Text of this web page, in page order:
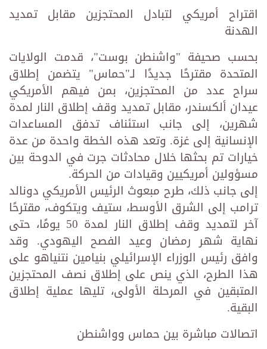
اقتراح أمريكي لتبادل المحتجزين مقابل تمديد
الهدنة
بحسب صحيفة "واشنطن بوست"، قدمت الولايات
المتحدة مقترحًا جديدًا لـ"حماس" يتضمن إطلاق
سراح عدد من المحتجزين، بمن فيهم الأمريكي
عيدان ألكسندر، مقابل تمديد وقف إطلاق النار لمدة
شهرين، إلى جانب استئناف تدفق المساعدات
الإنسانية إلى غزة. وتعد هذه الخطة واحدة من عدة
خيارات تم بحثها خلال محادثات جرت في الدوحة بين
مسؤولين أمريكيين وقيادات من الحركة.
إلى جانب ذلك، طرح مبعوث الرئيس الأمريكي دونالد
ترامب إلى الشرق الأوسط، ستيف ويتكوف، مقترحًا
آخر لتمديد وقف إطلاق النار لمدة 50 يومًا، حتى
نهاية شهر رمضان وعيد الفصح اليهودي. وقد
وافق رئيس الوزراء الإسرائيلي بنيامين نتنياهو على
هذا الطرح، الذي ينص على إطلاق نصف المحتجزين
المتبقين في المرحلة الأولى، تليها عملية إطلاق
البقية.
اتصالات مباشرة بين حماس وواشنطن